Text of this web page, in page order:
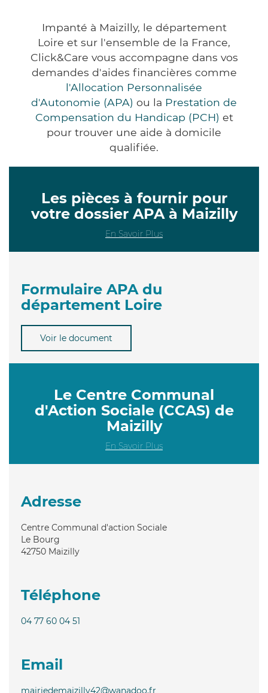
Impanté à Maizilly, le département
Loire et sur l'ensemble de la France,
Click&Care vous accompagne dans vos
demandes d'aides financières comme
l'Allocation Personnalisée
d'Autonomie (APA) ou la Prestation de
Compensation du Handicap (PCH) et
pour trouver une aide à domicile
qualifiée.
Les pièces à fournir pour
votre dossier APA à Maizilly
En Savoir Plus
Formulaire APA du
département Loire
Voir le document
Le Centre Communal
d'Action Sociale (CCAS) de
Maizilly
En Savoir Plus
Adresse
Centre Communal d'action Sociale
Le Bourg
42750 Maizilly
Téléphone
04 77 60 04 51
Email
mairiedemaizilly42@wanadoo.fr